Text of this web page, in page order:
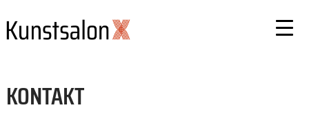
Skip
content
KONTAKT